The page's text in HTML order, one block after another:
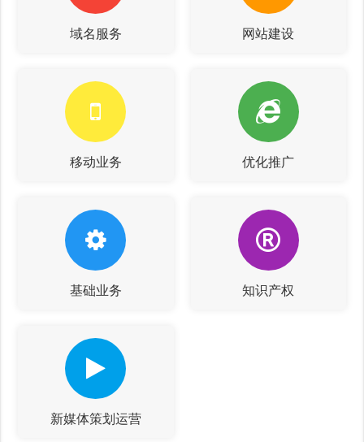
域名服务 网站建设
移动业务 优化推广
基础业务 知识产权
新媒体策划运营